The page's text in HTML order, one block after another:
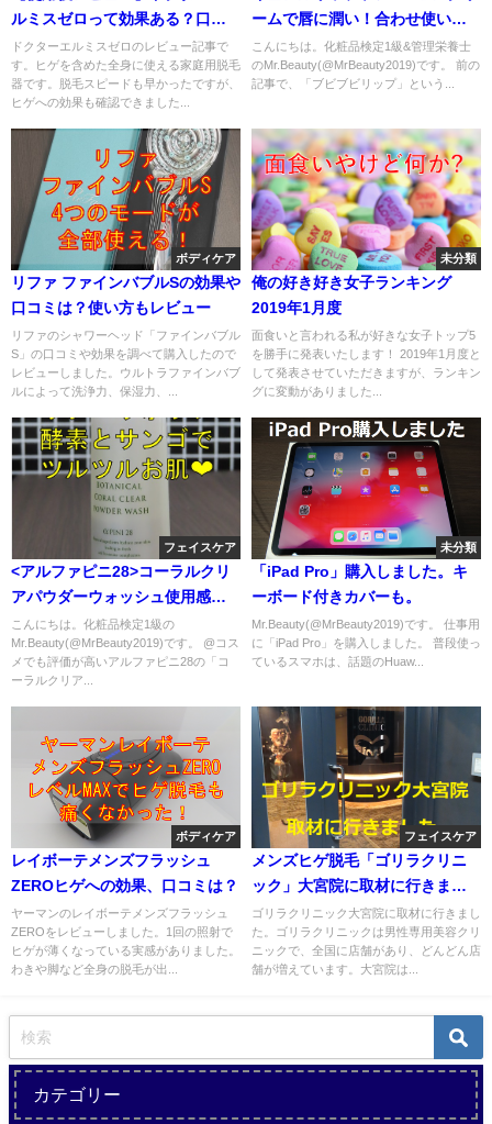
ルミスゼロって効果ある？口コ
ミは？
ドクターエルミスゼロのレビュー記事で
す。ヒゲを含めた全身に使える家庭用脱毛
器です。脱毛スピードも早かったですが、
ヒゲへの効果も確認できました...
ームで唇に潤い！合わせ使いが
いい♪
こんにちは。化粧品検定1級&管理栄養士
のMr.Beauty(@MrBeauty2019)です。 前の
記事で、「ブビブビリップ」という...
ボディケア
リファ ファインバブルSの効果や
口コミは？使い方もレビュー
リファのシャワーヘッド「ファインバブル
S」の口コミや効果を調べて購入したので
レビューしました。ウルトラファインバブ
ルによって洗浄力、保湿力、...
未分類
俺の好き好き女子ランキング
2019年1月度
面食いと言われる私が好きな女子トップ5
を勝手に発表いたします！ 2019年1月度と
して発表させていただきますが、ランキン
グに変動がありました...
フェイスケア
<アルファピニ28>コーラルクリ
アパウダーウォッシュ使用感レ
ビュー
こんにちは。化粧品検定1級の
Mr.Beauty(@MrBeauty2019)です。 @コス
メでも評価が高いアルファピニ28の「コ
ーラルクリア...
未分類
「iPad Pro」購入しました。キ
ーボード付きカバーも。
Mr.Beauty(@MrBeauty2019)です。 仕事用
に「iPad Pro」を購入しました。 普段使っ
ているスマホは、話題のHuaw...
ボディケア
レイボーテメンズフラッシュ
ZEROヒゲへの効果、口コミは？
ヤーマンのレイボーテメンズフラッシュ
ZEROをレビューしました。1回の照射で
ヒゲが薄くなっている実感がありました。
わきや脚など全身の脱毛が出...
フェイスケア
メンズヒゲ脱毛「ゴリラクリニ
ック」大宮院に取材に行きまし
た。
ゴリラクリニック大宮院に取材に行きまし
た。ゴリラクリニックは男性専用美容クリ
ニックで、全国に店舗があり、どんどん店
舗が増えています。大宮院は...
カテゴリー